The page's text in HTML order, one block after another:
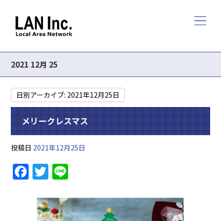
2021 12月 25
日別アーカイブ: 2021年12月25日
メリークレスマス
投稿日 2021年12月25日
F
a
c
T
w
itte